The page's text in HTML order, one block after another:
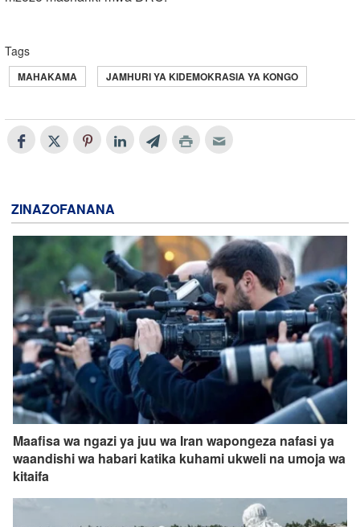
Tags
MAHAKAMA JAMHURI YA KIDEMOKRASIA YA KONGO
ZINAZOFANANA
Maafisa wa ngazi ya juu wa Iran wapongeza nafasi ya
waandishi wa habari katika kuhami ukweli na umoja wa
kitaifa